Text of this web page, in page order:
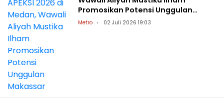
Promosikan Potensi Unggulan
Makassar
Metro 02 Juli 2026 19:03